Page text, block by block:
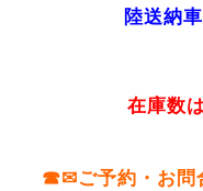
陸送納車
在庫数
☎✉ご予約・お問